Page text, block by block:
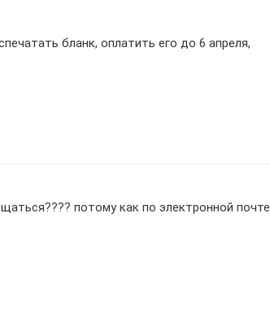
бланк, оплатить его до 6 апреля,
потому как по электронной почте